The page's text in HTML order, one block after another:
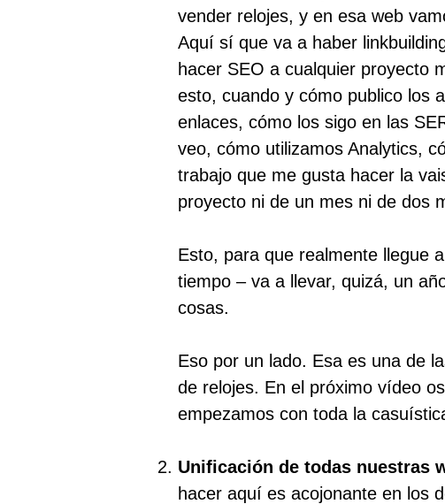
vender relojes, y en esa web
Aquí sí que va a haber
hacer SEO a cualquier proyecto
esto, cuando y cómo publico los
enlaces, cómo los sigo en las
veo, cómo utilizamos Analytics,
trabajo que me gusta hacer la
proyecto ni de un mes ni de dos
Esto, para que realmente llegue
tiempo – va a llevar, quizá, un
cosas.
Eso por un lado. Esa es una de
de relojes. En el próximo vídeo
empezamos con toda la
Unificación de todas nuestras
hacer aquí es acojonante en los